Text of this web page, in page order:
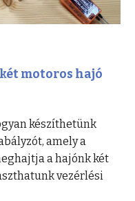
motoros hajó
készíthetünk
amely a
a hajónk két
vezérlési